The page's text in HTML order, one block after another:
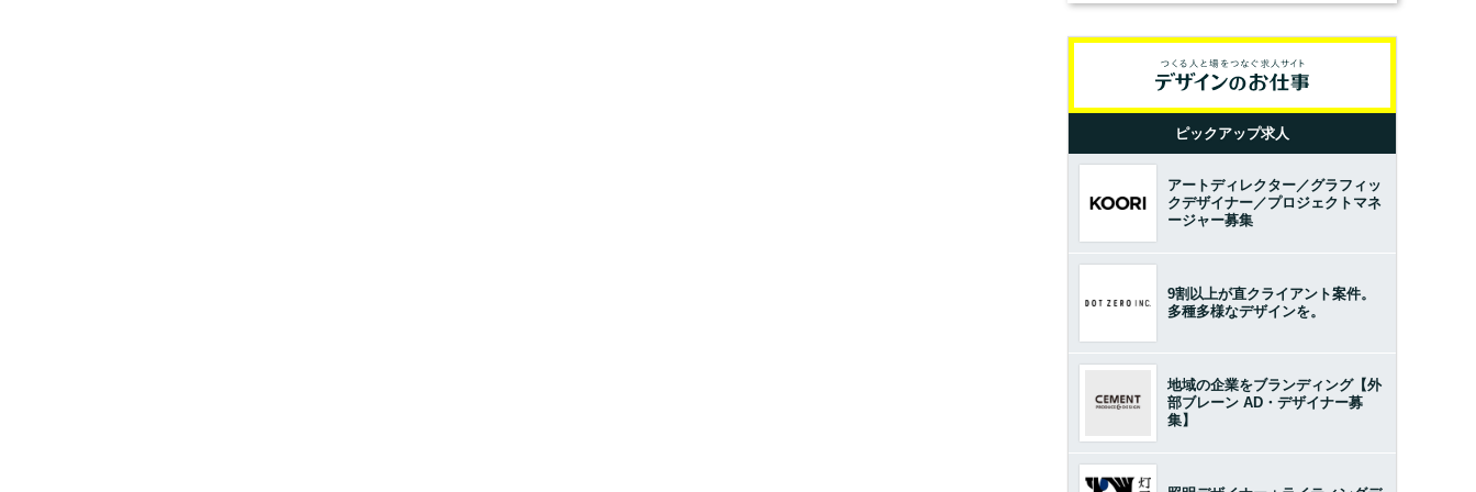
ピックアップ求人
アートディレクター／グラフィッ
クデザイナー／プロジェクトマネ
ージャー募集
9割以上が直クライアント案件。
多種多様なデザインを。
地域の企業をブランディング【外
部ブレーン AD・デザイナー募
集】